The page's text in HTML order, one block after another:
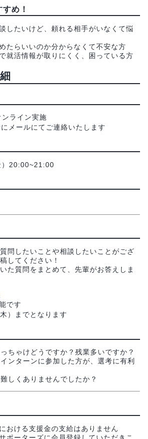
め！
したいけど、頼れる相手がいなくて悩
たらいいのか分からなくて不安な方
就活情報が取りにくく、困っている方
ライン実施
メールにてご連絡いたします
）20:00~21:00
問したいことや相談したいことがござ
してください！
た質問をまとめて、先輩がお答えしま
です
）までとなります
ちゃけどうですか？残業多いですか？
ンターンに参加した方が、選考に有利
しくありませんでしたか？
おける支援金の支給はありません